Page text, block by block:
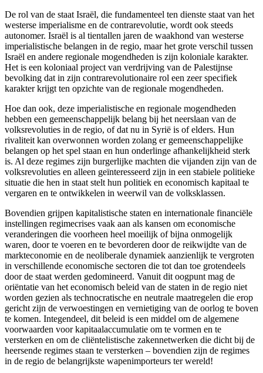
De rol van de staat Israël, die fundamenteel ten dienste staat van het
westerse imperialisme en de contrarevolutie, wordt ook steeds
autonomer. Israël is al tientallen jaren de waakhond van westerse
imperialistische belangen in de regio, maar het grote verschil tussen
Israël en andere regionale mogendheden is zijn koloniale karakter.
Het is een koloniaal project van verdrijving van de Palestijnse
bevolking dat in zijn contrarevolutionaire rol een zeer specifiek
karakter krijgt ten opzichte van de regionale mogendheden.
Hoe dan ook, deze imperialistische en regionale mogendheden
hebben een gemeenschappelijk belang bij het neerslaan van de
volksrevoluties in de regio, of dat nu in Syrië is of elders. Hun
rivaliteit kan overwonnen worden zolang er gemeenschappelijke
belangen op het spel staan en hun onderlinge afhankelijkheid sterk
is. Al deze regimes zijn burgerlijke machten die vijanden zijn van de
volksrevoluties en alleen geïnteresseerd zijn in een stabiele politieke
situatie die hen in staat stelt hun politiek en economisch kapitaal te
vergaren en te ontwikkelen in weerwil van de volksklassen.
Bovendien grijpen kapitalistische staten en internationale financiële
instellingen regimecrises vaak aan als kansen om economische
veranderingen die voorheen heel moeilijk of bijna onmogelijk
waren, door te voeren en te bevorderen door de reikwijdte van de
markteconomie en de neoliberale dynamiek aanzienlijk te vergroten
in verschillende economische sectoren die tot dan toe grotendeels
door de staat werden gedomineerd. Vanuit dit oogpunt mag de
oriëntatie van het economisch beleid van de staten in de regio niet
worden gezien als technocratische en neutrale maatregelen die erop
gericht zijn de verwoestingen en vernietiging van de oorlog te boven
te komen. Integendeel, dit beleid is een middel om de algemene
voorwaarden voor kapitaalaccumulatie om te vormen en te
versterken en om de cliëntelistische zakennetwerken die dicht bij de
heersende regimes staan te versterken – bovendien zijn de regimes
in de regio de belangrijkste wapenimporteurs ter wereld!